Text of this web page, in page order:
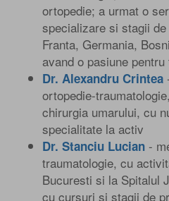
ortopedie; a urmat o
specializare si stagii
Franta, Germania,
avand o pasiune
Dr. Alexandru Crintea
ortopedie-
chirurgia umarului, cu
specialitate la activ
Dr. Stanciu Lucian -
traumatologie, cu
Bucuresti si la Spitalul
cu cursuri si stagii de